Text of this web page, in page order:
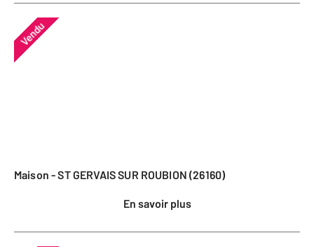
Vendu
Maison - ST GERVAIS SUR ROUBION (26160)
En savoir plus